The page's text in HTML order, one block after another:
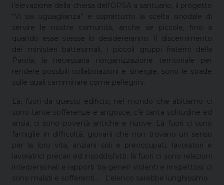
l’elevazione della chiesa dell’OPSA a santuario, il progetto
“Vi sia uguaglianza” e soprattutto la scelta sinodale di
servire le nostre comunità, anche se piccole, fino a
quando esse stesse lo desidereranno. Il discernimento
dei ministeri battesimali, i piccoli gruppi fraterni della
Parola, la necessaria riorganizzazione territoriale per
rendere possibili collaborazioni e sinergie, sono le strade
sulle quali camminare come pellegrini.
Là, fuori da questo edificio, nel mondo che abitiamo ci
sono tante sofferenze e angosce, c’è tanta solitudine ed
ansia, ci sono povertà antiche e nuove. Là fuori ci sono
famiglie in difficoltà, giovani che non trovano un senso
per la loro vita, anziani soli e preoccupati, lavoratori e
lavoratrici precari ed insoddisfatti; là fuori ci sono relazioni
interpersonali e rapporti tra generi violenti e irrispettosi; ci
sono malati e sofferenti…
L’elenco sarebbe lunghissimo.